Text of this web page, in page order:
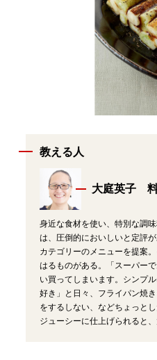
教える人
大庭英子
身近な食材を使い、特別な調
は、圧倒的においしいと定評
カテゴリーのメニューを提案
はるものがある。「スーパー
い買ってしまいます。シンプ
好き」と日々、フライパン焼
をするしない、などちょっと
ジューシーに仕上げられると、